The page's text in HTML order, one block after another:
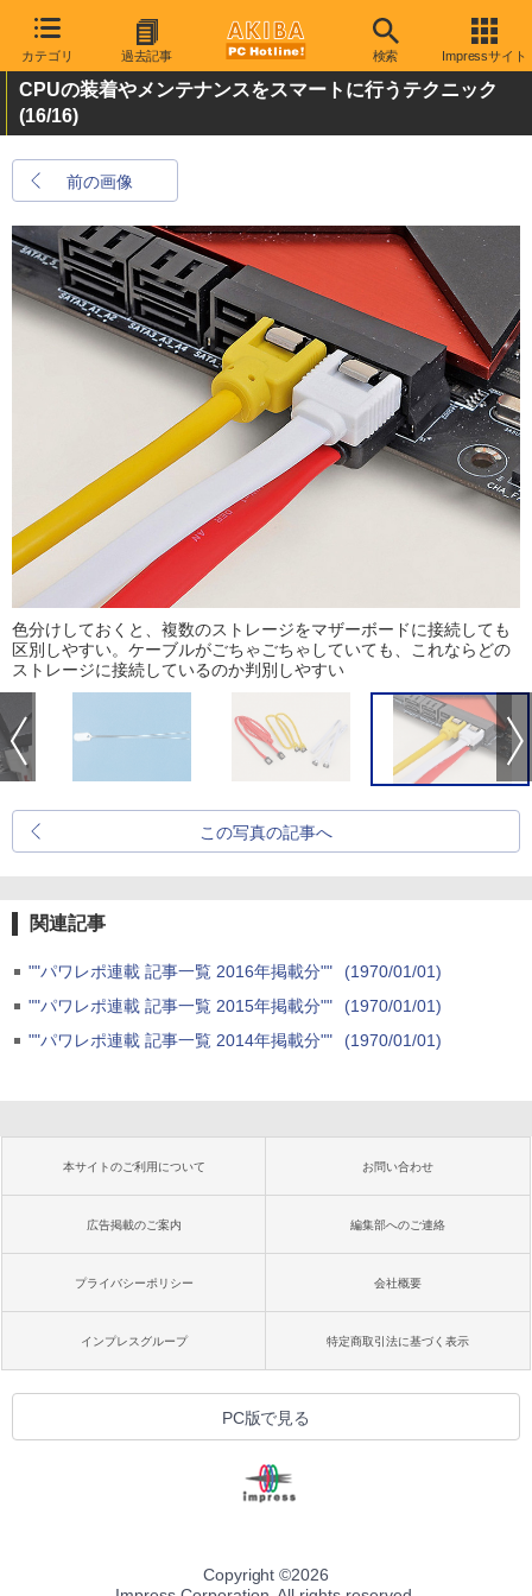
カテゴリ 過去記事 検索 Impressサイト
CPUの装着やメンテナンスをスマートに行うテクニック
(16/16)
前の画像
色分けしておくと、複数のストレージをマザーボードに接続しても
区別しやすい。ケーブルがごちゃごちゃしていても、これならどの
ストレージに接続しているのか判別しやすい
この写真の記事へ
関連記事
""パワレポ連載 記事一覧 2016年掲載分""
(1970/01/01)
""パワレポ連載 記事一覧 2015年掲載分""
(1970/01/01)
""パワレポ連載 記事一覧 2014年掲載分""
(1970/01/01)
本サイトのご利用について お問い合わせ
広告掲載のご案内 編集部へのご連絡
プライバシーポリシー 会社概要
インプレスグループ 特定商取引法に基づく表示
PC版で見る
Copyright ©2026